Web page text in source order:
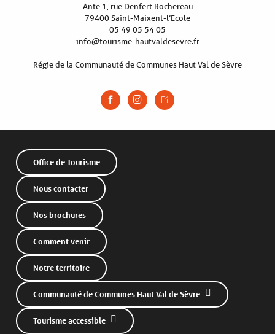
Ante 1, rue Denfert Rochereau
79400 Saint-Maixent-l’Ecole
05 49 05 54 05
info@tourisme-hautvaldesevre.fr
Régie de la Communauté de Communes Haut Val de Sèvre
Office de Tourisme
Nous contacter
Nos brochures
Comment venir
Notre territoire
Communauté de Communes Haut Val de Sèvre
Tourisme accessible